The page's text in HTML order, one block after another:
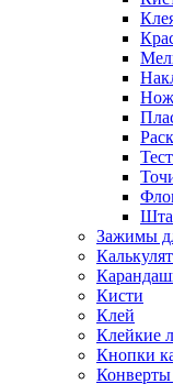
Зажимы
Кисти
Клей
Клейкие
Кнопки
Конверты